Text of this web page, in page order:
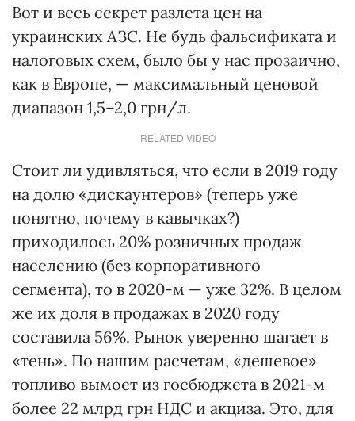
Вот и весь секрет разлета цен на
украинских АЗС. Не будь фальсификата и
налоговых схем, было бы у нас прозаично,
как в Европе, — максимальный ценовой
диапазон 1,5–2,0 грн/л.
RELATED VIDEO
Стоит ли удивляться, что если в 2019 году
на долю «дискаунтеров» (теперь уже
понятно, почему в кавычках?)
приходилось 20% розничных продаж
населению (без корпоративного
сегмента), то в 2020-м — уже 32%. В целом
же их доля в продажах в 2020 году
составила 56%. Рынок уверенно шагает в
«тень». По нашим расчетам, «дешевое»
топливо вымоет из госбюджета в 2021-м
более 22 млрд грн НДС и акциза. Это, для